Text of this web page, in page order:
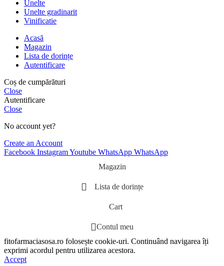
Unelte
Unelte gradinarit
Vinificatie
Acasă
Magazin
Lista de dorințe
Autentificare
Coș de cumpărături
Close
Autentificare
Close
No account yet?
Create an Account
Facebook InstagramYoutube WhatsApp WhatsApp
Magazin
Lista de dorințe
Cart
Contul meu
fitofarmaciasosa.ro folosește cookie-uri. Continuând navigarea îți
exprimi acordul pentru utilizarea acestora.
Accept